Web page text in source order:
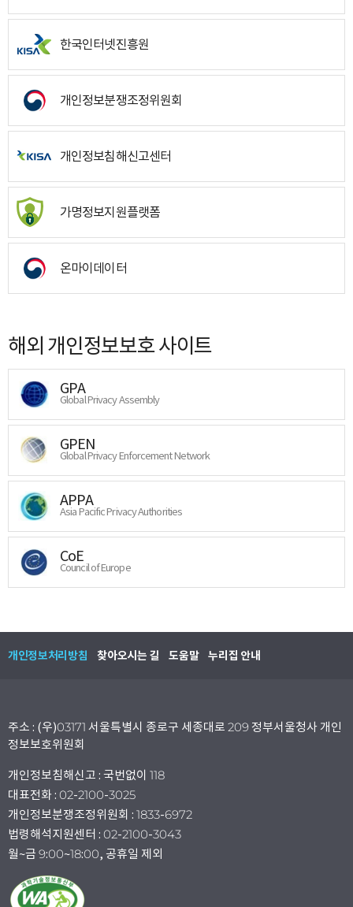
한국인터넷진흥원
개인정보분쟁조정위원회
개인정보침해신고센터
가명정보지원플랫폼
온마이데이터
해외 개인정보보호 사이트
GPA
Global Privacy Assembly
GPEN
Global Privacy Enforcement Network
APPA
Asia Pacific Privacy Authorities
CoE
Council of Europe
개인정보처리방침 찾아오시는 길 도움말 누리집 안내
주소 : (우)03171 서울특별시 종로구 세종대로 209 정부서울청사 개인
정보보호위원회
개인정보침해신고 : 국번없이 118
대표전화 : 02-2100-3025
개인정보분쟁조정위원회 : 1833-6972
법령해석지원센터 : 02-2100-3043
월~금 9:00~18:00, 공휴일 제외